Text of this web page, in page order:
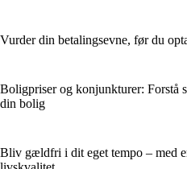
Vurder din betalingsevne, før du
Boligpriser og konjunkturer: Forstå
din bolig
Bliv gældfri i dit eget tempo – med